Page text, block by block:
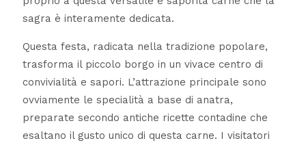
sagra è interamente dedicata.
Questa festa, radicata nella tradizione popolare,
trasforma il piccolo borgo in un vivace centro di
convivialità e sapori. L’attrazione principale sono
ovviamente le specialità a base di anatra,
preparate secondo antiche ricette contadine che
esaltano il gusto unico di questa carne. I visitatori